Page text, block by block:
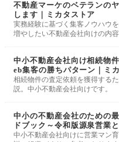
不動産マーケのベテランの
します｜ミカタストア
実務経験に基づく集客ノウハウ
増やしたい不動産会社向けの内容
中小不動産会社向け相続物
eb集客の勝ちパターン｜ミ
相続物件の査定依頼を獲得する
説。中小不動産会社向けです。
中小の不動産会社のための
ドブック～令和版源泉営業
ストア
中小不動産会社向けに営業マン